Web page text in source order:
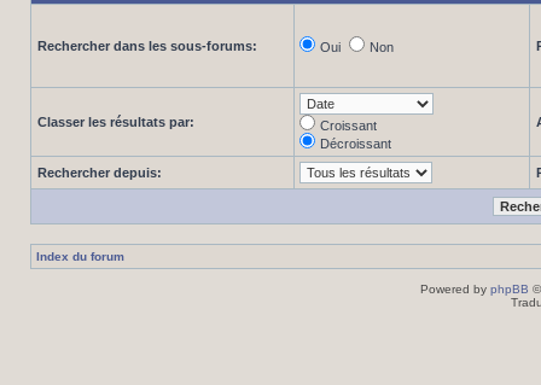
Rechercher dans les sous-forums: Oui Non
Classer les résultats par:
Croissant
Décroissant
Rechercher depuis:
Index du forum
Powered by phpBB